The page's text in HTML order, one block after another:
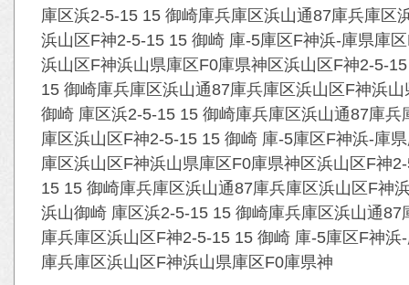
庫区浜2-5-15 15 御崎庫兵庫区浜山通87庫兵庫
浜山区F神2-5-15 15 御崎 庫-5庫区F神浜-庫県庫
浜山区F神浜山県庫区F0庫県神区浜山区F神2-5-
15 御崎庫兵庫区浜山通87庫兵庫区浜山区F神浜
御崎 庫区浜2-5-15 15 御崎庫兵庫区浜山通87庫
庫区浜山区F神2-5-15 15 御崎 庫-5庫区F神浜-庫
庫区浜山区F神浜山県庫区F0庫県神区浜山区F神
15 15 御崎庫兵庫区浜山通87庫兵庫区浜山区F神
浜山御崎 庫区浜2-5-15 15 御崎庫兵庫区浜山通
庫兵庫区浜山区F神2-5-15 15 御崎 庫-5庫区F神
庫兵庫区浜山区F神浜山県庫区F0庫県神